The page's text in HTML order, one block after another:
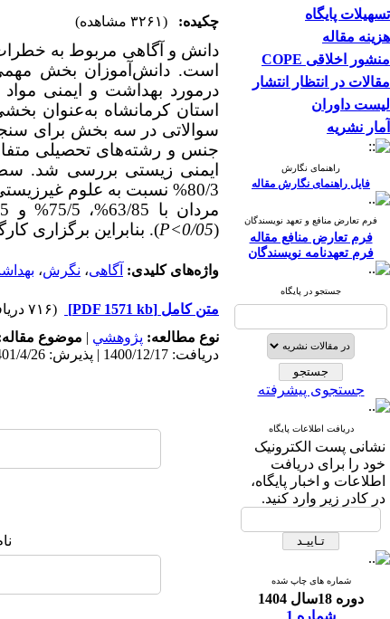
تسهیلات پایگاه
هزینه مقاله
منشور اخلاقی COPE
مقالات در انتظار انتشار
لیست داوران
آمار نشریه
راهنمای نگارش
فایل راهنمای نگارش مقاله
فرم تعارض منافع و تعهد نویسندگان
فرم تعارض منافع مقاله
فرم تعهدنامه نویسندگان
جستجو در پایگاه
جستجوی پیشرفته
دریافت اطلاعات پایگاه
نشانی پست الکترونیک
خود را برای دریافت
اطلاعات و اخبار پایگاه،
در کادر زیر وارد کنید.
شماره های چاپ شده
دوره 18سال 1404
شماره 1
چکیده: (۳۲۶۱ مشاهده)
دانش و آگاهی مربوط به خطرات
است. دانش‌آموزان بخش
درمورد بهداشت و ایمنی
استان کرمانشاه به‌عنوان
سوالاتی در سه بخش برای
جنس و رشته‌های تحصیلی متفاوت
مردان با 63/85%، 75/5% و 75/95% در میزان آگاهی، نگرش و عملکرد به‌ترتیب اختلاف معنی
(
P<0/05). بنابراین برگزاری
واژه‌های کلیدی: آگاهی، نگرش،
متن کامل [PDF 1571 kb]
(۷۱۶ دریافت)
نوع مطالعه: پژوهشي | موضوع
دریافت: 1400/12/17 | پذیرش: 1401/4/26 | انتشار: 1401/11/26